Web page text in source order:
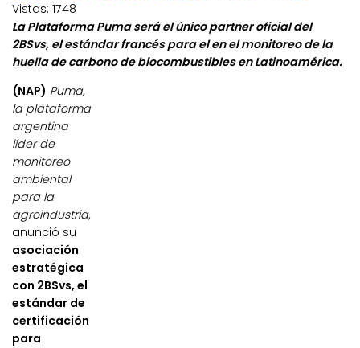
Vistas: 1748
La Plataforma Puma será el único partner oficial del
2BSvs, el estándar francés para el en el monitoreo de la
huella de carbono de biocombustibles en Latinoamérica.
(NAP) Puma,
la plataforma
argentina
líder de
monitoreo
ambiental
para la
agroindustria,
anunció su
asociación
estratégica
con 2BSvs, el
estándar de
certificación
para